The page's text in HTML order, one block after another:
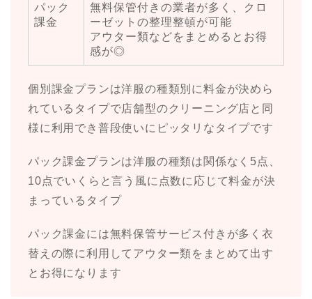
パック
課金
無料保管付きの業者が多く、クロ
ーゼットの整理整頓が可能
アウター類などをまとめるとお得
感が◎
個別課金プランは洋服の種類別に料金が決めら
れているタイプで店舗型のクリーニング店と同
様に利用でき普段使いにピッタリなタイプです
パック課金プランは洋服の種類は関係なく5点、
10点でいくらと言う風に点数に応じて料金が決
まっているタイプ
パック課金には無料保管サービス付きが多く衣
替えの際に利用してアウター類をまとめて出す
とお得になります